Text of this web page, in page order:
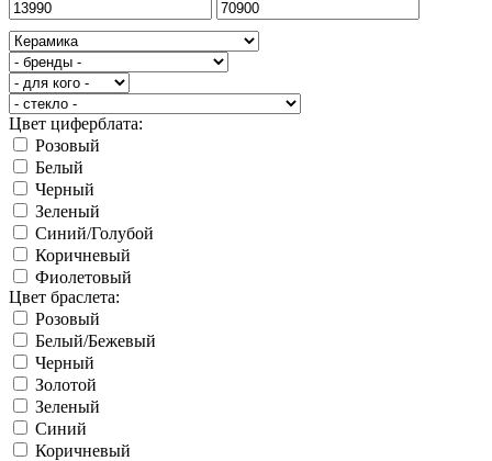
Цвет циферблата:
Розовый
Белый
Черный
Зеленый
Синий/Голубой
Коричневый
Фиолетовый
Цвет браслета:
Розовый
Белый/Бежевый
Черный
Золотой
Зеленый
Синий
Коричневый